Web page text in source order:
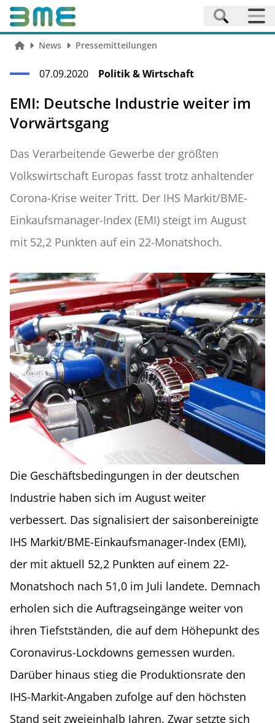
News Pressemitteilungen
07.09.2020 Politik & Wirtschaft
EMI: Deutsche Industrie weiter im
Vorwärtsgang
Das Verarbeitende Gewerbe der größten
Volkswirtschaft Europas fasst trotz anhaltender
Corona-Krise weiter Tritt. Der IHS Markit/BME-
Einkaufsmanager-Index (EMI) steigt im August
mit 52,2 Punkten auf ein 22-Monatshoch.
Die Geschäftsbedingungen in der deutschen
Industrie haben sich im August weiter
verbessert. Das signalisiert der saisonbereinigte
IHS Markit/BME-Einkaufsmanager-Index (EMI),
der mit aktuell 52,2 Punkten auf einem 22-
Monatshoch nach 51,0 im Juli landete. Demnach
erholen sich die Auftragseingänge weiter von
ihren Tiefstständen, die auf dem Höhepunkt des
Coronavirus-Lockdowns gemessen wurden.
Darüber hinaus stieg die Produktionsrate den
IHS-Markit-Angaben zufolge auf den höchsten
Stand seit zweieinhalb Jahren. Zwar setzte sich